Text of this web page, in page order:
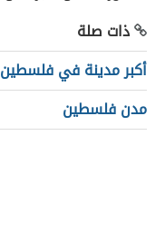
ذات صلة
أكبر مدينة في فلسطين
مدن فلسطين